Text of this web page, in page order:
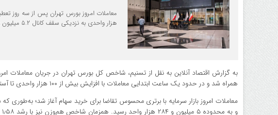
هزار واحدی به نزدیکی سقف کانال ۵.۲ میلیون واحد رسید.
همراه شد و در حدود یک ساعت ابتدایی معاملات با افزایش بیش از ۱۰۰ هزار واحدی تا آستانه سقف کانال ۵٫۲ میلیون واحد پیش رفت.